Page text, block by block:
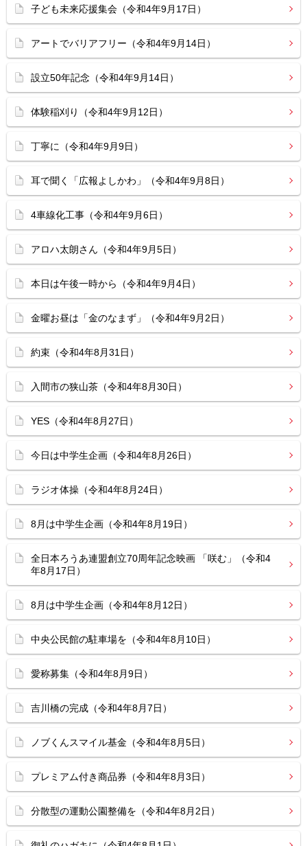
子ども未来応援集会（令和4年9月17日）
アートでバリアフリー（令和4年9月14日）
設立50年記念（令和4年9月14日）
体験稲刈り（令和4年9月12日）
丁寧に（令和4年9月9日）
耳で聞く「広報よしかわ」（令和4年9月8日）
4車線化工事（令和4年9月6日）
アロハ太朗さん（令和4年9月5日）
本日は午後一時から（令和4年9月4日）
金曜お昼は「金のなまず」（令和4年9月2日）
約束（令和4年8月31日）
入間市の狭山茶（令和4年8月30日）
YES（令和4年8月27日）
今日は中学生企画（令和4年8月26日）
ラジオ体操（令和4年8月24日）
8月は中学生企画（令和4年8月19日）
全日本ろうあ連盟創立70周年記念映画 「咲む」（令和4
年8月17日）
8月は中学生企画（令和4年8月12日）
中央公民館の駐車場を（令和4年8月10日）
愛称募集（令和4年8月9日）
吉川橋の完成（令和4年8月7日）
ノブくんスマイル基金（令和4年8月5日）
プレミアム付き商品券（令和4年8月3日）
分散型の運動公園整備を（令和4年8月2日）